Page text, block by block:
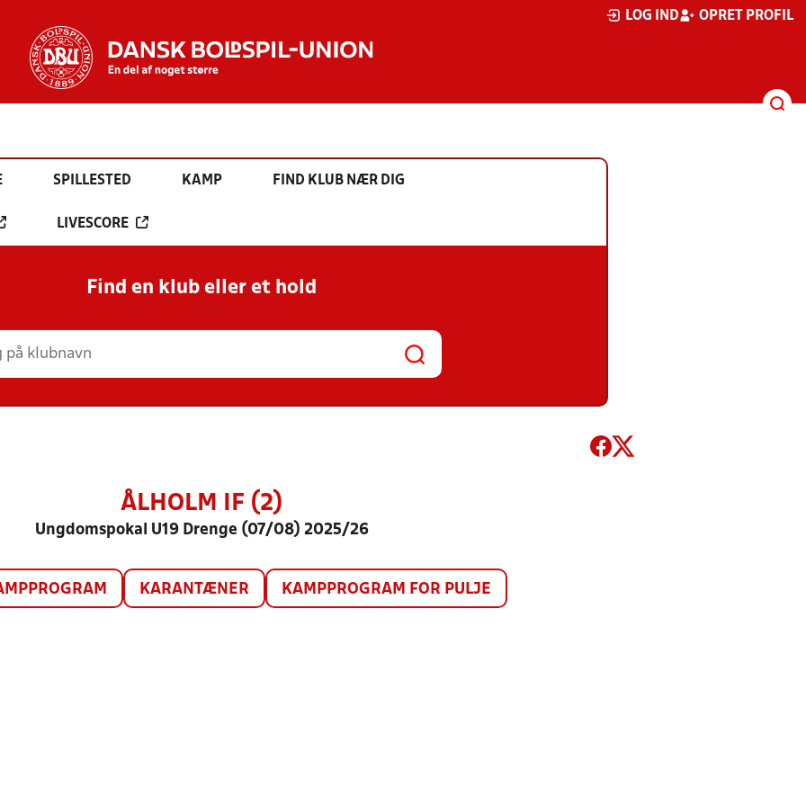
LOG IND OPRET PROFIL
SPILLESTED KAMP FIND KLUB NÆR DIG
LIVESCORE
Find en klub eller et hold
ÅLHOLM IF (2)
Ungdomspokal U19 Drenge (07/08) 2025/26
KARANTÆNER KAMPPROGRAM FOR PULJE